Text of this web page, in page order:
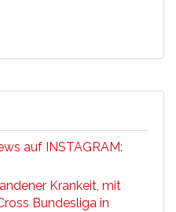
auf INSTAGRAM:
Krankeit, mit
Bundesliga in